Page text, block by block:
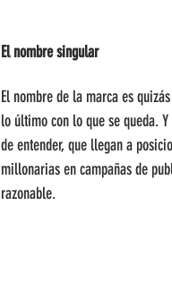
El nombre singular
El nombre de la marca es
lo último con lo que se queda.
de entender, que llegan a
millonarias en campañas de
razonable.